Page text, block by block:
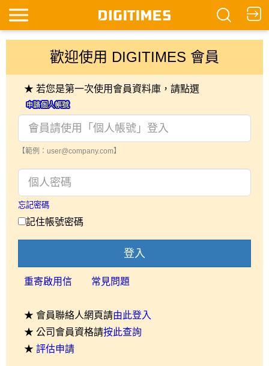
歡迎使用 DIGITIMES 會員
★ 若您是第一次使用會員資料庫，請點選
【範例：user@company.com】
忘記密碼
記住帳號密碼
登入
重寄啟用信 常見問題
★ 會員聯絡人網頁請由此登入
★ 公司會員資格請按此查詢
★ 評估申請